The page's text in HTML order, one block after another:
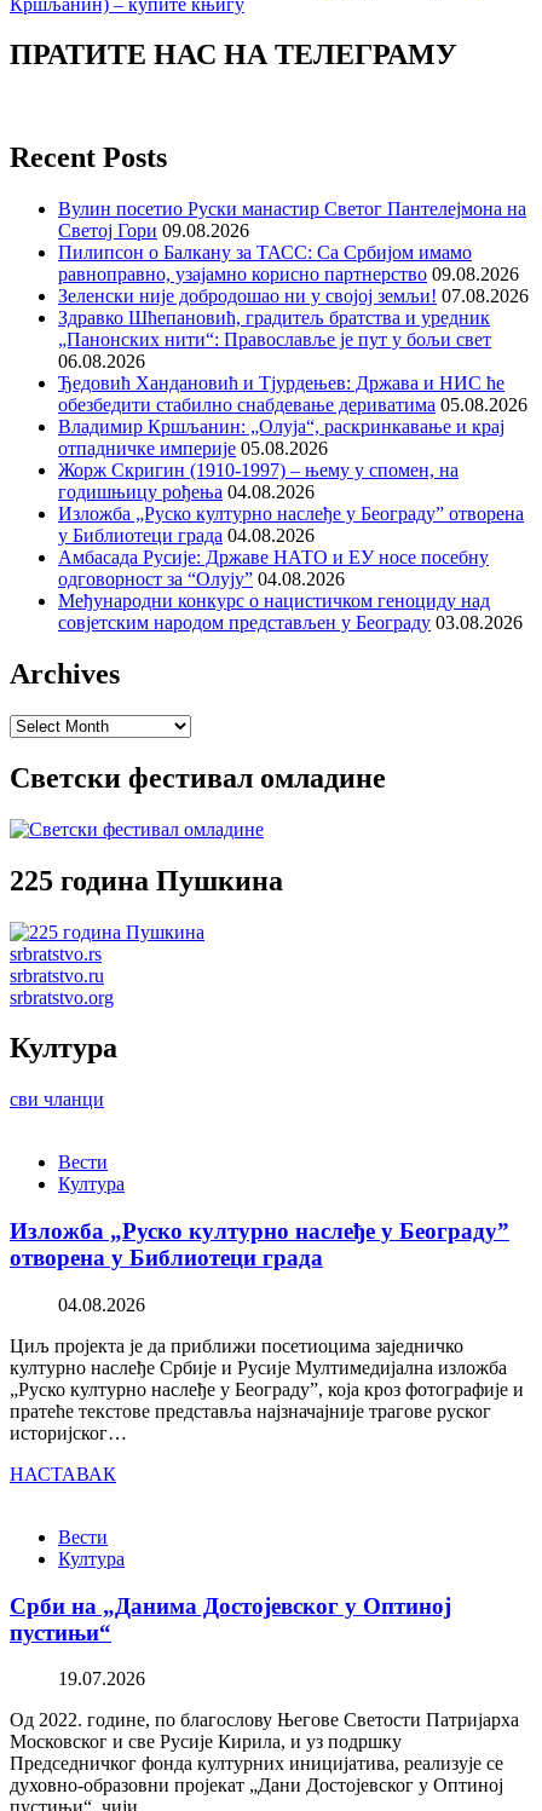
ПРАТИТЕ НАС НА ТЕЛЕГРАМУ
Recent Posts
Вулин посетио Руски манастир Светог Пантелејмона на
Светој Гори 09.08.2026
Пилипсон о Балкану за ТАСС: Са Србијом имамо
равноправно, узајамно корисно партнерство 09.08.2026
Зеленски није добродошао ни у својој земљи! 07.08.2026
Здравко Шћепановић, градитељ братства и уредник
„Панонских нити“: Православље је пут у бољи свет
06.08.2026
Ђедовић Хандановић и Тјурдењев: Држава и НИС ће
обезбедити стабилно снабдевање дериватима 05.08.2026
Владимир Кршљанин: „Олуја“, раскринкавање и крај
отпадничке империје 05.08.2026
Жорж Скригин (1910-1997) – њему у спомен, на
годишњицу рођења 04.08.2026
Изложба „Руско културно наслеђе у Београду” отворена
у Библиотеци града 04.08.2026
Амбасада Русије: Државе НАТО и ЕУ носе посебну
одговорност за “Олују” 04.08.2026
Међународни конкурс о нацистичком геноциду над
совјетским народом представљен у Београду 03.08.2026
Archives
Archives
Светски фестивал омладине
225 година Пушкина
srbratstvo.rs
srbratstvo.ru
srbratstvo.org
Култура
сви чланци
Вести
Култура
Изложба „Руско културно наслеђе у Београду”
отворена у Библиотеци града
04.08.2026
Циљ пројекта је да приближи посетиоцима заједничко
културно наслеђе Србије и Русије Мултимедијална изложба
„Руско културно наслеђе у Београду”, која кроз фотографије и
пратеће текстове представља најзначајније трагове руског
историјског…
НАСТАВАК
Вести
Култура
Срби на „Данима Достојевског у Оптиној
пустињи“
19.07.2026
Од 2022. године, по благослову Његове Светости Патријарха
Московског и све Русије Кирила, и уз подршку
Председничког фонда културних иницијатива, реализује се
духовно-образовни пројекат „Дани Достојевског у Оптиној